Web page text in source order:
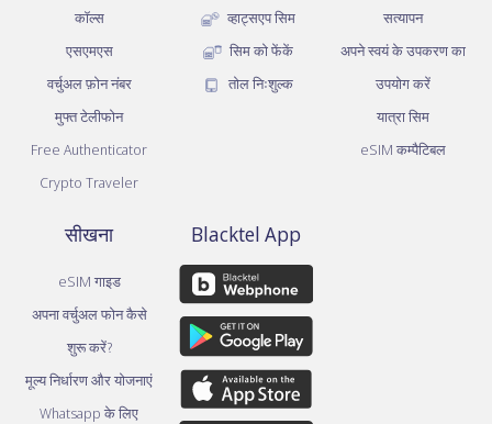
कॉल्स
एसएमएस
वर्चुअल फ़ोन नंबर
मुफ्त टेलीफोन
Free Authenticator
Crypto Traveler
व्हाट्सएप सिम
सिम को फेंकें
तोल निःशुल्क
सत्यापन
अपने स्वयं के उपकरण का
उपयोग करें
यात्रा सिम
eSIM कम्पैटिबल
सीखना
eSIM गाइड
अपना वर्चुअल फोन कैसे
शुरू करें?
मूल्य निर्धारण और योजनाएं
Whatsapp के लिए
Blacktel App